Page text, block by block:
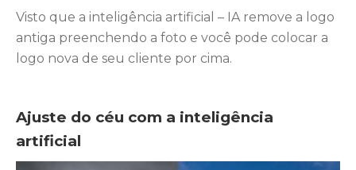
Visto que a inteligência artificial – IA remove a logo
antiga preenchendo a foto e você pode colocar a
logo nova de seu cliente por cima.
Ajuste do céu com a inteligência
artificial